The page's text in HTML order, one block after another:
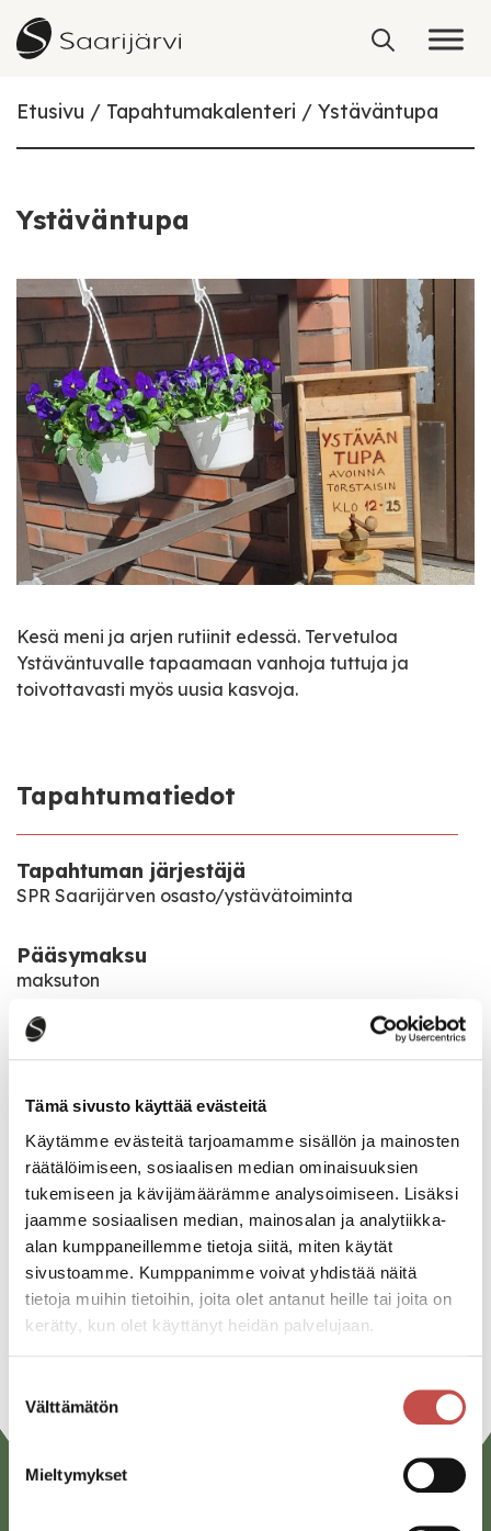
Tämä sivusto käyttää evästeitä
Käytämme evästeitä tarjoamamme sisällön ja mainosten
räätälöimiseen, sosiaalisen median ominaisuuksien
tukemiseen ja kävijämäärämme analysoimiseen. Lisäksi
jaamme sosiaalisen median, mainosalan ja analytiikka-
alan kumppaneillemme tietoja siitä, miten käytät
sivustoamme. Kumppanimme voivat yhdistää näitä
tietoja muihin tietoihin, joita olet antanut heille tai joita on
kerätty, kun olet käyttänyt heidän palvelujaan.
valinta
Välttämätön
Mieltymykset
Skip to content
Etusivu Tapahtumakalenteri Ystäväntupa
Ystäväntupa
Kesä meni ja arjen rutiinit edessä. Tervetuloa
Ystäväntuvalle tapaamaan vanhoja tuttuja ja
toivottavasti myös uusia kasvoja.
Tapahtumatiedot
Tapahtuman järjestäjä
SPR Saarijärven osasto/ystävätoiminta
Pääsymaksu
maksuton
Katso kaikki tapahtumat
Jaa tapahtuma:
Facebook
Twitter
Linkedin
URL